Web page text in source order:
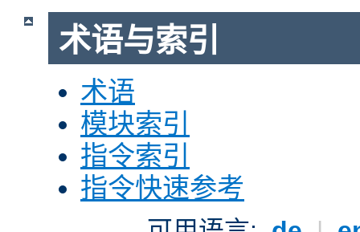
术语与索引
术语
模块索引
指令索引
指令快速参考